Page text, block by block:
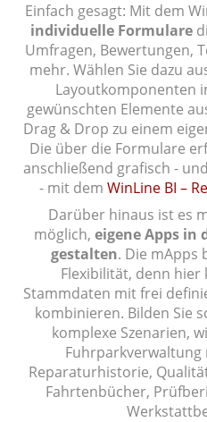
Einfach gesagt: Mit dem
individuelle Formulare
Umfragen, Bewertungen,
mehr. Wählen Sie dazu
Layoutkomponenten
gewünschten Elemente
Drag & Drop zu einem
Die über die Formulare
anschließend grafisch -
- mit dem WinLine BI –
Darüber hinaus ist es
möglich, eigene Apps in
gestalten. Die mApps
Flexibilität, denn hier
Stammdaten mit frei
kombinieren. Bilden Sie
komplexe Szenarien,
Reparaturhistorie,
Fahrtenbücher,